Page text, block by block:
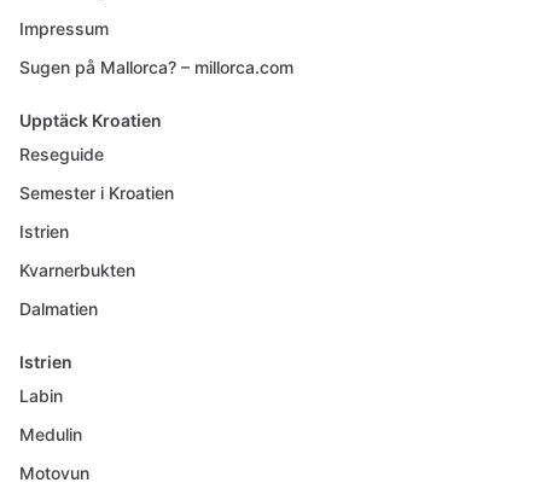
Impressum
Sugen på Mallorca? – millorca.com
Upptäck Kroatien
Reseguide
Semester i Kroatien
Istrien
Kvarnerbukten
Dalmatien
Istrien
Labin
Medulin
Motovun